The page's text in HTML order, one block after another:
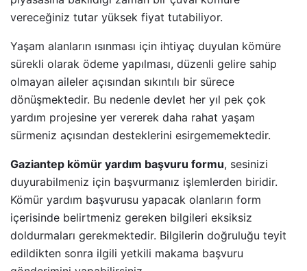
vereceğiniz tutar yüksek fiyat tutabiliyor.
Yaşam alanların ısınması için ihtiyaç duyulan kömüre
sürekli olarak ödeme yapılması, düzenli gelire sahip
olmayan aileler açısından sıkıntılı bir sürece
dönüşmektedir. Bu nedenle devlet her yıl pek çok
yardım projesine yer vererek daha rahat yaşam
sürmeniz açısından desteklerini esirgememektedir.
Gaziantep kömür yardım başvuru formu, sesinizi
duyurabilmeniz için başvurmanız işlemlerden biridir.
Kömür yardım başvurusu yapacak olanların form
içerisinde belirtmeniz gereken bilgileri eksiksiz
doldurmaları gerekmektedir. Bilgilerin doğruluğu teyit
edildikten sonra ilgili yetkili makama başvuru